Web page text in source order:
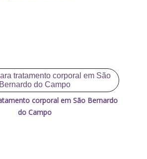
corporal em São Bernardo
do Campo